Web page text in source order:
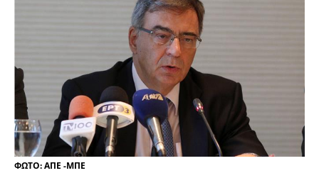
ΦΩΤΟ: ΑΠΕ -ΜΠΕ